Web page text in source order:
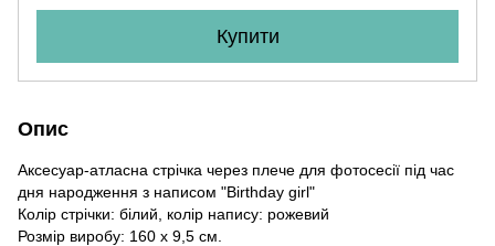
Купити
Опис
Аксесуар-атласна стрічка через плече для фотосесії під час
дня народження з написом "Birthday girl"
Колір стрічки: білий, колір напису: рожевий
Розмір виробу: 160 х 9,5 см.